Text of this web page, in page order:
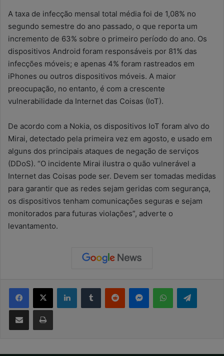
A taxa de infecção mensal total média foi de 1,08% no
segundo semestre do ano passado, o que reporta um
incremento de 63% sobre o primeiro período do ano. Os
dispositivos Android foram responsáveis por 81% das
infecções móveis; e apenas 4% foram rastreados em
iPhones ou outros dispositivos móveis. A maior
preocupação, no entanto, é com a crescente
vulnerabilidade da Internet das Coisas (IoT).
De acordo com a Nokia, os dispositivos IoT foram alvo do
Mirai, detectado pela primeira vez em agosto, e usado em
alguns dos principais ataques de negação de serviços
(DDoS). “O incidente Mirai ilustra o quão vulnerável a
Internet das Coisas pode ser. Devem ser tomadas medidas
para garantir que as redes sejam geridas com segurança,
os dispositivos tenham comunicações seguras e sejam
monitorados para futuras violações”, adverte o
levantamento.